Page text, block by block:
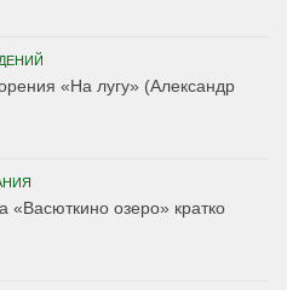
«На лугу» (Александр
«Васюткино озеро» кратко